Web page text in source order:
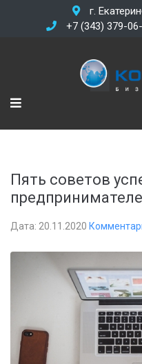
г.
+7 (343) 379-
Пять советов
Дата: 20.11.2020